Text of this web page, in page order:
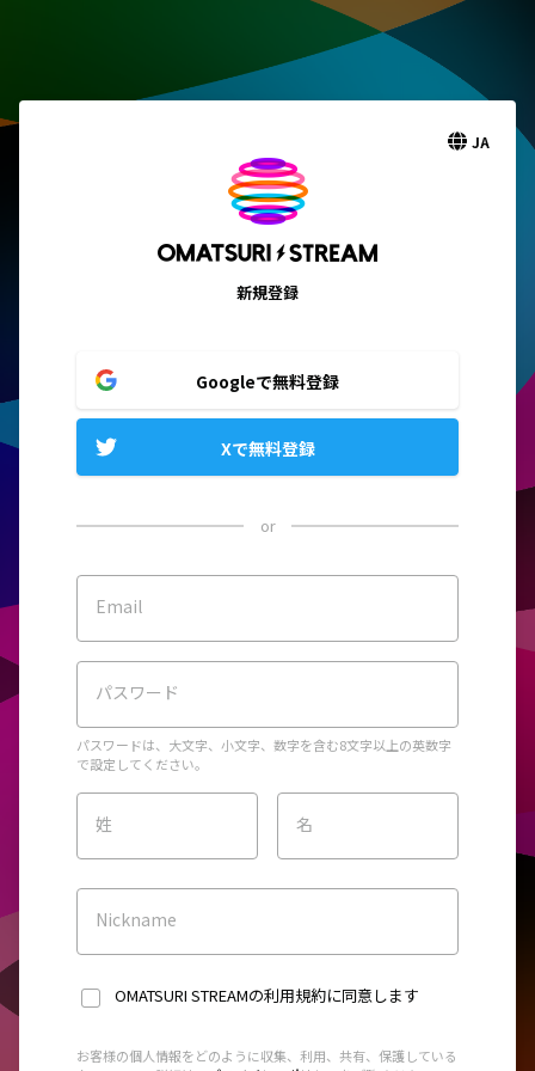
JA
新規登録
Googleで無料登録
Xで無料登録
or
Email
パスワード
パスワードは、大文字、小文字、数字を含む8文字以上の英数字
で設定してください。
姓 名
Nickname
OMATSURI STREAMの利用規約に同意します
お客様の個人情報をどのように収集、利用、共有、保護している